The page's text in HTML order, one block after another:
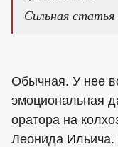
Сильная статья
Обычная. У нее
эмоциональная
оратора на
Леонида Ильича.